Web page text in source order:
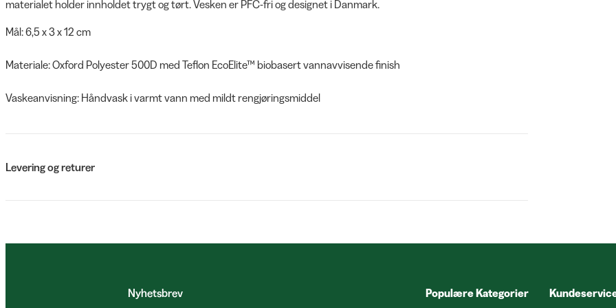
materialet holder innholdet trygt og tørt. Vesken er PFC-fri og designet i Danmark.
Mål: 6,5 x 3 x 12 cm
Materiale: Oxford Polyester 500D med Teflon EcoElite™ biobasert vannavvisende finish
Vaskeanvisning: Håndvask i varmt vann med mildt rengjøringsmiddel
Levering og returer
Nyhetsbrev Populære Kategorier